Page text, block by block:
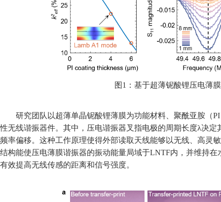
图1 ：基于超薄铌酸锂压电薄
研究团队以超薄单晶铌酸锂薄膜为功能材料、聚酰亚胺（PI
性无线谐振器件。其中，压电谐振器叉指电极的周期长度λ决定
频率偏移。 这种工作原理使得外部读取天线能够以无线、高灵
结构能使压电薄膜谐振器的振动能量局域于LNTF内，并维持在
有效提高无线传感的距离和信号强度。